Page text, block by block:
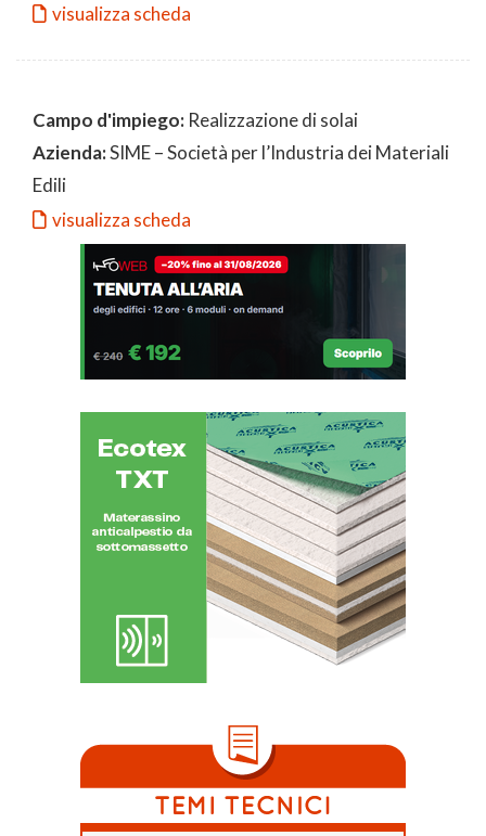
visualizza scheda
Campo d'impiego: Realizzazione di solai
Azienda:SIME – Società per l’Industria dei Materiali
Edili
visualizza scheda